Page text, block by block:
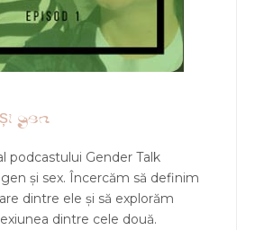
gen
podcastului Gender Talk
și sex. Încercăm să definim
dintre ele și să explorăm
dintre cele două.